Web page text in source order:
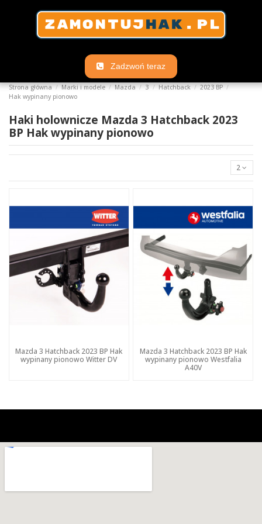
Zadzwoń teraz
Strona główna Marki i modele Mazda 3 Hatchback
2023 BP
Hak wypinany pionowo
Haki holownicze Mazda 3 Hatchback 2023
BP Hak wypinany pionowo
2
Mazda 3 Hatchback 2023 BP Hak
wypinany pionowo Witter DV
Mazda 3 Hatchback 2023 BP Hak
wypinany pionowo Westfalia
A40V